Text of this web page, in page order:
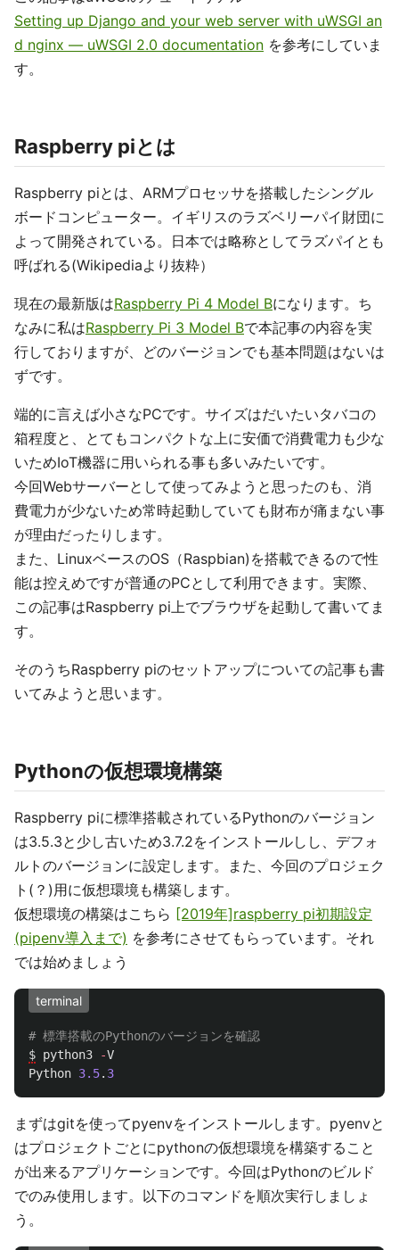
Setting up Django and your web server with uWSGI an
d nginx — uWSGI 2.0 documentation を参考にしていま
す。
Raspberry piとは
Raspberry piとは、ARMプロセッサを搭載したシングル
ボードコンピューター。イギリスのラズベリーパイ財団に
よって開発されている。日本では略称としてラズパイとも
呼ばれる(Wikipediaより抜粋）
現在の最新版はRaspberry Pi 4 Model Bになります。ち
なみに私はRaspberry Pi 3 Model Bで本記事の内容を実
行しておりますが、どのバージョンでも基本問題はないは
ずです。
端的に言えば小さなPCです。サイズはだいたいタバコの
箱程度と、とてもコンパクトな上に安価で消費電力も少な
いためIoT機器に用いられる事も多いみたいです。
今回Webサーバーとして使ってみようと思ったのも、消
費電力が少ないため常時起動していても財布が痛まない事
が理由だったりします。
また、LinuxベースのOS（Raspbian)を搭載できるので性
能は控えめですが普通のPCとして利用できます。実際、
この記事はRaspberry pi上でブラウザを起動して書いてま
す。
そのうちRaspberry piのセットアップについての記事も書
いてみようと思います。
Pythonの仮想環境構築
Raspberry piに標準搭載されているPythonのバージョン
は3.5.3と少し古いため3.7.2をインストールしし、デフォ
ルトのバージョンに設定します。また、今回のプロジェク
ト(？)用に仮想環境も構築します。
仮想環境の構築はこちら [2019年]raspberry pi初期設定
(pipenv導入まで) を参考にさせてもらっています。それ
では始めましょう
terminal
$ python3 -V
Python 3.5. 3
まずはgitを使ってpyenvをインストールします。pyenvと
はプロジェクトごとにpythonの仮想環境を構築すること
が出来るアプリケーションです。今回はPythonのビルド
でのみ使用します。以下のコマンドを順次実行しましょ
う。